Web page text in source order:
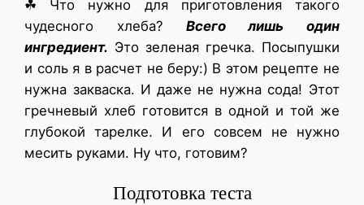
☘ Что нужно для приготовления такого
чудесного хлеба? Всего лишь один
ингредиент. Это зеленая гречка. Посыпушки
и соль я в расчет не беру:) В этом рецепте не
нужна закваска. И даже не нужна сода! Этот
гречневый хлеб готовится в одной и той же
глубокой тарелке. И его совсем не нужно
месить руками. Ну что, готовим?
Подготовка теста